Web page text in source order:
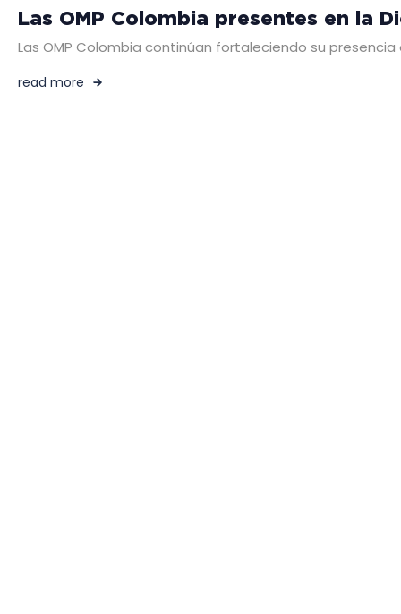
Las OMP Colombia presentes en la
Las OMP Colombia continúan fortaleciendo su
read more